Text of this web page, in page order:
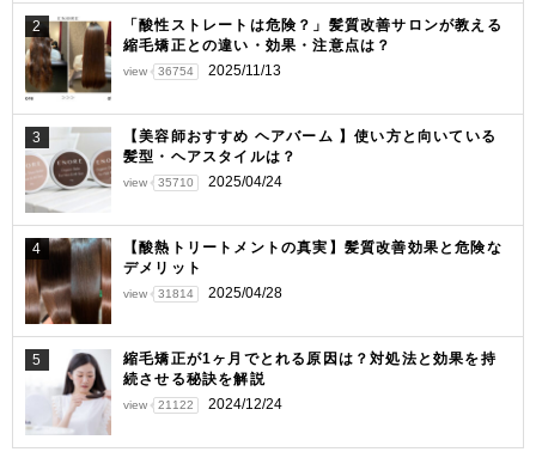
ン2
「酸性ストレートは危険？」髪質改善サロンが教える
縮毛矯正との違い・効果・注意点は？
view 36754 2025/11/13
3
【美容師おすすめ ヘアバーム 】使い方と向いている
髪型・ヘアスタイルは？
view 35710 2025/04/24
4
【酸熱トリートメントの真実】髪質改善効果と危険な
デメリット
view 31814 2025/04/28
5
縮毛矯正が1ヶ月でとれる原因は？対処法と効果を持
続させる秘訣を解説
view 21122 2024/12/24